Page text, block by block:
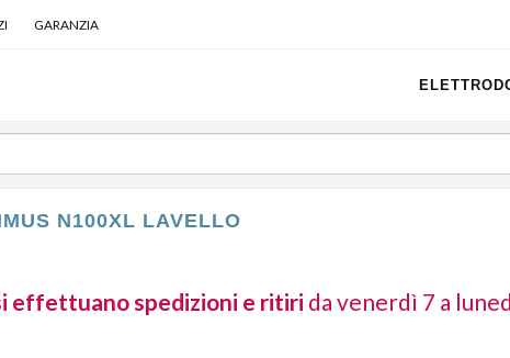
GARANZIA
N100XL LAVELLO
effettuano spedizioni e ritiri da venerdì 7 a